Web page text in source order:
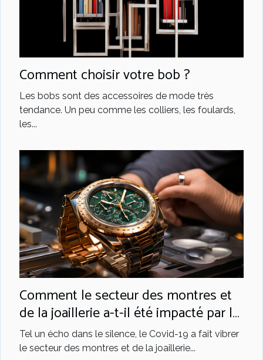
Comment choisir votre bob ?
Les bobs sont des accessoires de mode très
tendance. Un peu comme les colliers, les foulards,
les...
Comment le secteur des montres et
de la joaillerie a-t-il été impacté par le
Covid-19 ?
Tel un écho dans le silence, le Covid-19 a fait vibrer
le secteur des montres et de la joaillerie...